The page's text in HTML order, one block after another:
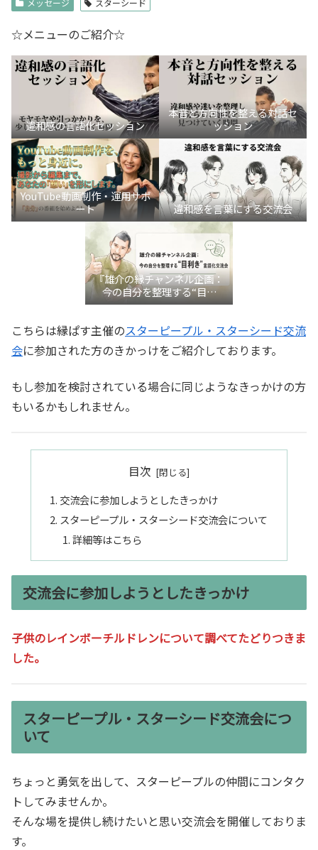
メッセージ スターシード
☆メニューのご紹介☆
違和感の言語化セッション
本音と方向性を整える対話セ
ッション
YouTube動画制作・運用サポ
ート
違和感を言葉にする交流会
『雄介の縁チャンネル企画：
今の自分を整理する“目利
き”言語化交流会』
こちらは縁ぱす主催のスターピープル・スターシード交流
会に参加された方のきかっけをご紹介しております。
もし参加を検討されている場合に同じようなきっかけの方
もいるかもしれません。
目次
交流会に参加しようとしたきっかけ
スターピープル・スターシード交流会について
詳細等はこちら
交流会に参加しようとしたきっかけ
子供のレインボーチルドレンについて調べてたどりつきま
した。
スターピープル・スターシード交流会につ
いて
ちょっと勇気を出して、スターピープルの仲間にコンタク
トしてみませんか。
そんな場を提供し続けたいと思い交流会を開催しておりま
す。